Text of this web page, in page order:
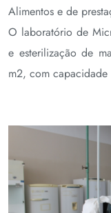
Alimentos e de
O laboratório de
e esterilização de
m2, com